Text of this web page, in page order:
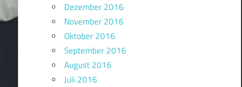
Dezember 2016
November 2016
Oktober 2016
September 2016
August 2016
Juli 2016